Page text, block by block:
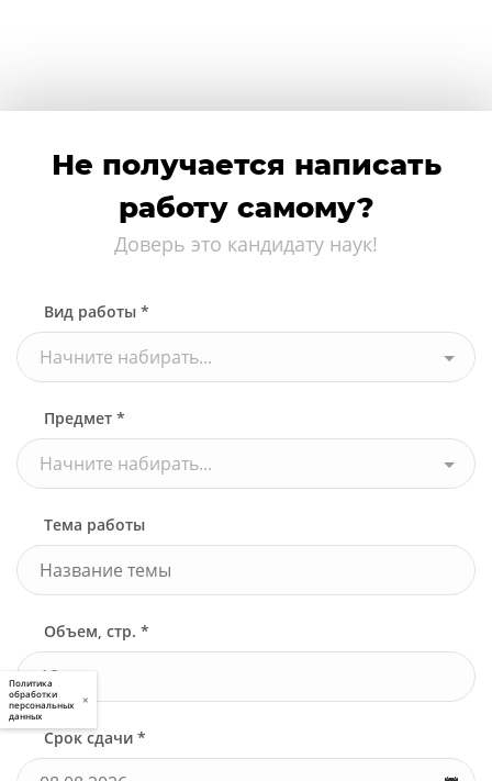
Не получается написать
работу самому?
Доверь это кандидату наук!
Вид работы *
Начните набирать...
Предмет *
Начните набирать...
Тема работы
Объем, стр. *
Срок сдачи *
Политика
обработки
персональных
данных
×